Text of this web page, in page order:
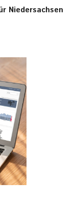
Niedersachsen